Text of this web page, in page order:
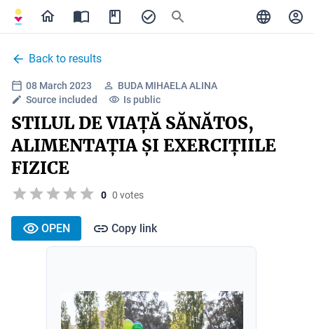
Back to results
08 March 2023
BUDA MIHAELA ALINA
Source included
Is public
STILUL DE VIAȚĂ SĂNĂTOS,
ALIMENTAȚIA ȘI EXERCIȚIILE
FIZICE
0 0 votes
OPEN Copy link